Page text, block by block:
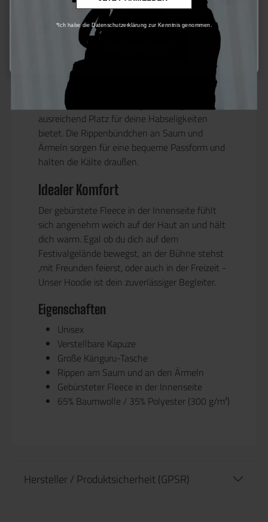
und 35% Polyester (300 g/m²), bietet er
optimale Wärmeisolierung und
Strapazierfähigkeit.
Schutz vor Wind und Wetter
Die verstellbare Kapuze schützt dich vor Wind
und Wetter, während die große Känguru-Tasche
ausreichend Platz für deine Habseligkeiten
bietet. Die Rippenbündchen an Saum und
Ärmeln sorgen für eine bequeme Passform und
halten die Kälte draußen.
Idealer Komfort
Der gebürstete Fleece in der Innenseite fühlt
sich angenehm weich auf der Haut an und hält
dich warm. Egal ob du dich auf dem
Festivalgelände bewegst, an der Bühne stehst
,mit Freunden feierst, oder auch in der Freizeit -
Unser Hoodie ist dein zuverlässiger Begleiter.
Eigenschaften
Unisex
Verstellbare Kapuze
Große Känguru-Tasche
Rippen am Saum und an den Ärmeln
Gebürsteter Fleece in der Innenseite
65% Baumwolle / 35% Polyester (300 g/m²)
Hersteller / Produktsicherheit (GPSR)
Nur technisch notwendige
*Ich habe die Datenschutzerklärung zur Kenntnis genommen.